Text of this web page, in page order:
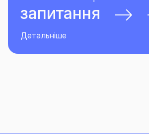
запитання
Детальніше